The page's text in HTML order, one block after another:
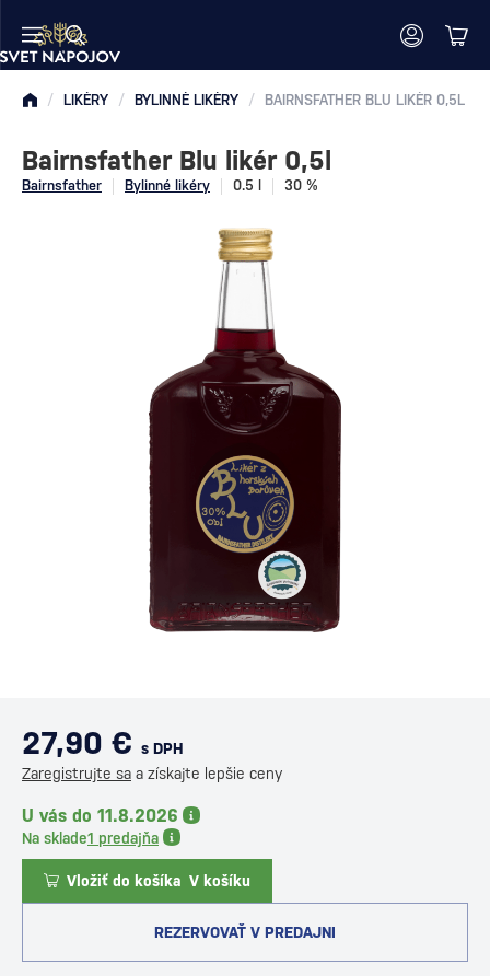
/ LIKÉRY / BYLINNÉ LIKÉRY / BAIRNSFATHER BLU LIKÉR 0,5L
Bairnsfather Bylinné likéry 0.5 l 30 %
Bairnsfather Blu likér 0,5l
27,90 € s DPH
Zaregistrujte sa a získajte lepšie ceny
U vás do 11.8.2026
Na sklade1 predajňa
Vložiť do košíka V košíku
REZERVOVAŤ V PREDAJNI